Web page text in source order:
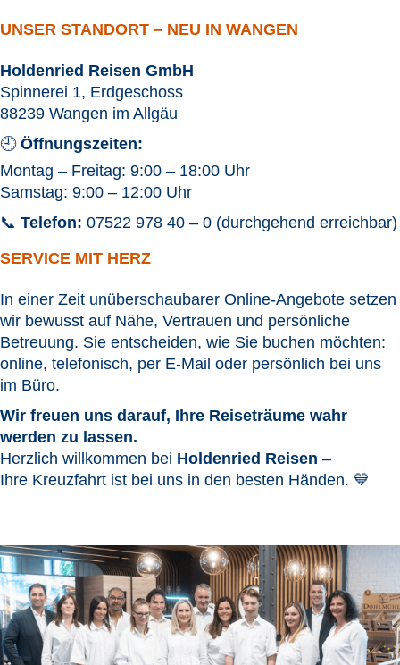
UNSER STANDORT – NEU IN WANGEN
Holdenried Reisen GmbH
Spinnerei 1, Erdgeschoss
88239 Wangen im Allgäu
🕘 Öffnungszeiten:
Montag – Freitag: 9:00 – 18:00 Uhr
Samstag: 9:00 – 12:00 Uhr
📞 Telefon: 07522 978 40 – 0 (durchgehend erreichbar)
SERVICE MIT HERZ
In einer Zeit unüberschaubarer Online-Angebote setzen
wir bewusst auf Nähe, Vertrauen und persönliche
Betreuung. Sie entscheiden, wie Sie buchen möchten:
online, telefonisch, per E-Mail oder persönlich bei uns
im Büro.
Wir freuen uns darauf, Ihre Reiseträume wahr
werden zu lassen.
Herzlich willkommen bei Holdenried Reisen –
Ihre Kreuzfahrt ist bei uns in den besten Händen. 💙